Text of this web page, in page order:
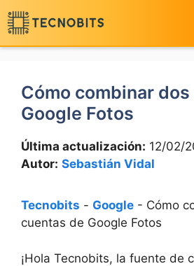
Saltar
al
contenido
Cómo combinar
Google Fotos
Última actualización: 12/02/
Autor: Sebastián Vidal
Tecnobits - Google - Cómo
cuentas de Google Fotos
¡Hola Tecnobits, la fuente de